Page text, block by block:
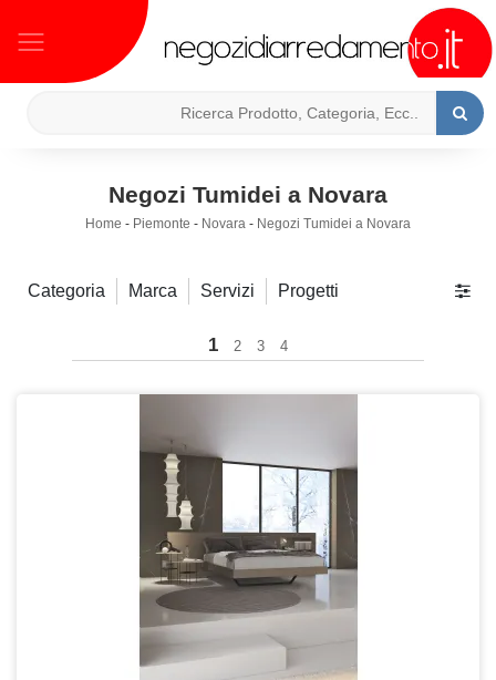
Negozi Tumidei a Novara
Home - Piemonte - Novara - Negozi Tumidei a Novara
Categoria Marca Servizi Progetti
1 2 3 4